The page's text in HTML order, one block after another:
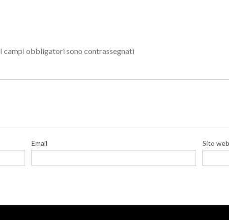
I campi obbligatori sono contrassegnati
Email Sito web